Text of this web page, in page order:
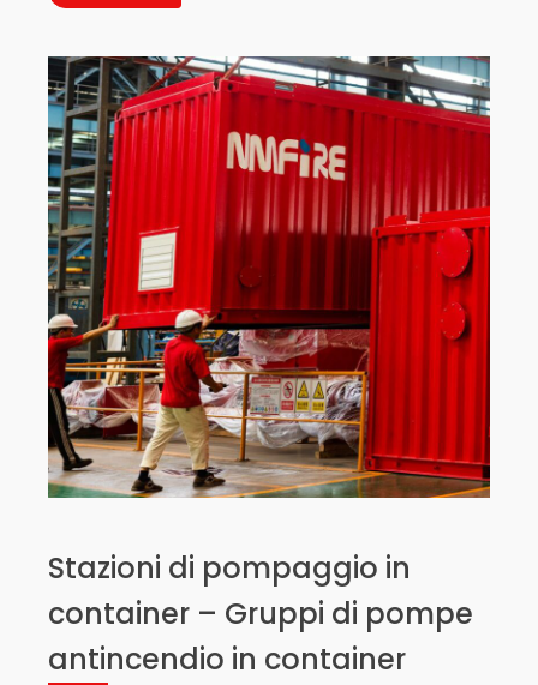
Stazioni di pompaggio in
container – Gruppi di pompe
antincendio in container